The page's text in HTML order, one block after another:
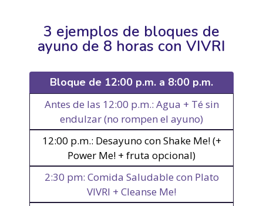
3 ejemplos de bloques de
ayuno de 8 horas con VIVRI
Bloque de 12:00 p.m. a 8:00 p.m.
Antes de las 12:00 p.m.: Agua + Té sin
endulzar (no rompen el ayuno)
12:00 p.m.: Desayuno con Shake Me! (+
Power Me! + fruta opcional)
2:30 pm: Comida Saludable con Plato
VIVRI + Cleanse Me!